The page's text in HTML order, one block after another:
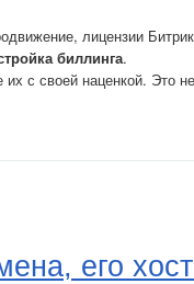
лицензии
биллинга.
с своей наценкой. Это
его